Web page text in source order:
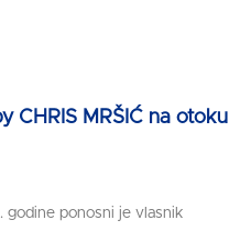
CHRIS MRŠIĆ na otoku
godine ponosni je vlasnik